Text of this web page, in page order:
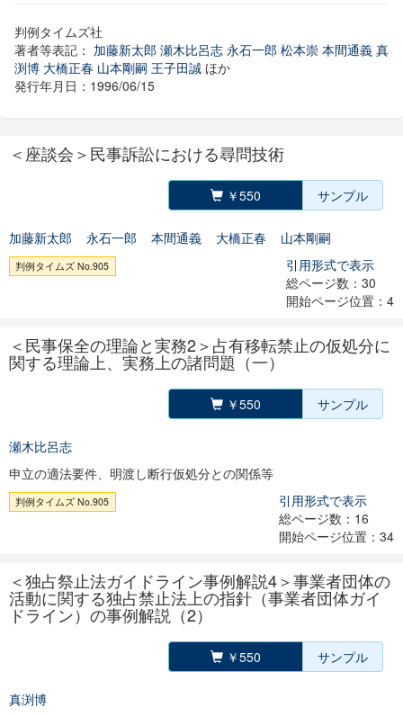
判例タイムズ社
著者等表記： 加藤新太郎 瀬木比呂志 永石一郎 松本崇 本間通義 真
渕博 大橋正春 山本剛嗣 王子田誠 ほか
発行年月日：1996/06/15
＜座談会＞民事訴訟における尋問技術
￥550 サンプル
加藤新太郎 永石一郎 本間通義 大橋正春 山本剛嗣
判例タイムズ No.905
引用形式で表示
総ページ数：30
開始ページ位置：4
＜民事保全の理論と実務2＞占有移転禁止の仮処分に
関する理論上、実務上の諸問題（一）
￥550 サンプル
瀬木比呂志
申立の適法要件、明渡し断行仮処分との関係等
判例タイムズ No.905
引用形式で表示
総ページ数：16
開始ページ位置：34
＜独占祭止法ガイドライン事例解説4＞事業者団体の
活動に関する独占禁止法上の指針（事業者団体ガイ
ドライン）の事例解説（2）
￥550 サンプル
真渕博